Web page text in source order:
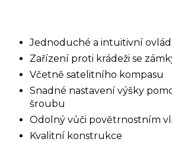
Jednoduché a intuitivní
Zařízení proti krádeži se
Včetně satelitního kompasu
Snadné nastavení výšky
šroubu
Odolný vůči povětrnostním
Kvalitní konstrukce